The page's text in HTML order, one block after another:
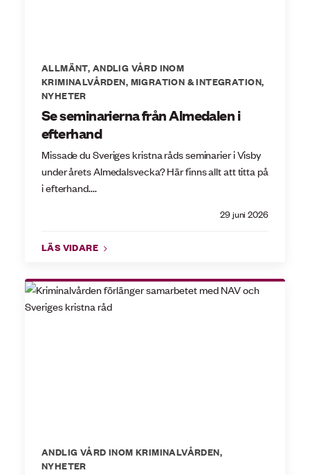
ALLMÄNT, ANDLIG VÅRD INOM
KRIMINALVÅRDEN, MIGRATION & INTEGRATION,
NYHETER
Se seminarierna från Almedalen i
efterhand
29 juni 2026
Missade du Sveriges kristna råds seminarier i Visby
under årets Almedalsvecka? Här finns allt att titta på
i efterhand....
LÄS VIDARE
ANDLIG VÅRD INOM KRIMINALVÅRDEN,
NYHETER